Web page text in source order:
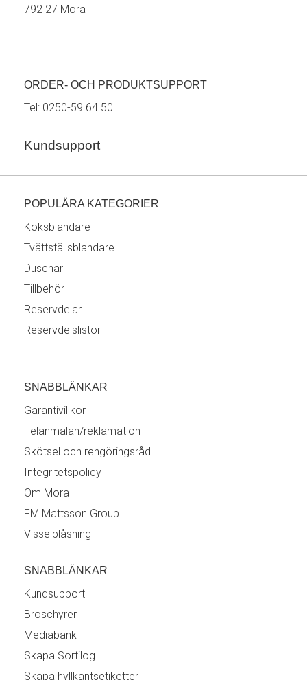
792 27 Mora
ORDER- OCH PRODUKTSUPPORT
Tel: 0250-59 64 50
Kundsupport
POPULÄRA KATEGORIER
Köksblandare
Tvättställsblandare
Duschar
Tillbehör
Reservdelar
Reservdelslistor
SNABBLÄNKAR
Garantivillkor
Felanmälan/reklamation
Skötsel och rengöringsråd
Integritetspolicy
Om Mora
FM Mattsson Group
Visselblåsning
SNABBLÄNKAR
Kundsupport
Broschyrer
Mediabank
Skapa Sortilog
Skapa hyllkantsetiketter